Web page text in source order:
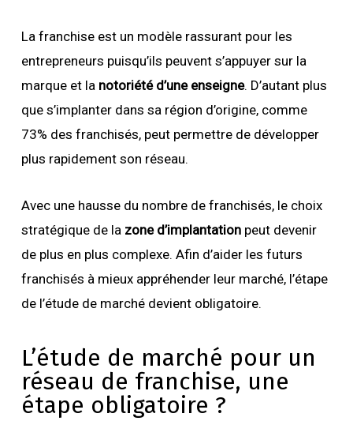
La franchise est un modèle rassurant pour les
entrepreneurs puisqu’ils peuvent s’appuyer sur la
marque et la notoriété d’une enseigne. D’autant plus
que s’implanter dans sa région d’origine, comme
73% des franchisés, peut permettre de développer
plus rapidement son réseau.
Avec une hausse du nombre de franchisés, le choix
stratégique de la zone d’implantationpeut devenir
de plus en plus complexe. Afin d’aider les futurs
franchisés à mieux appréhender leur marché, l’étape
de l’étude de marché devient obligatoire.
L’étude de marché pour un
réseau de franchise, une
étape obligatoire ?